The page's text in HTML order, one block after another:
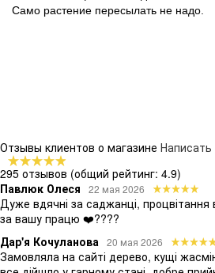
Само растение пересылать не надо.
Отзывы клиентов о магазине Написать
295 отзывов (общий рейтинг: 4.9)
Павлюк Олеся
22 мая 2026
Дуже вдячні за саджанці,
за вашу працю ❤️????
Дар'я Кочуланова
20 мая 2026
Замовляла на сайті дерево, кущі